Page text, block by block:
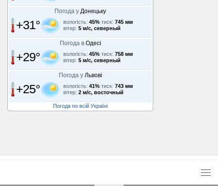
Погода у Донецьку
+31° вологість: 45% тиск: 745 мм
вітер: 5 м/с, северный
Погода в Одесі
+29° вологість: 45% тиск: 758 мм
вітер: 5 м/с, северный
Погода у Львові
+25° вологість: 41% тиск: 743 мм
вітер: 2 м/с, восточный
Погода по всій Україні